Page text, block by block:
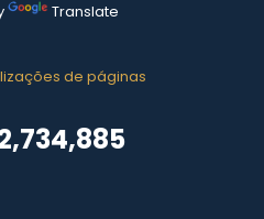
Translate
de páginas